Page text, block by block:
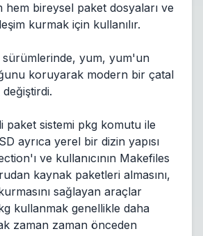
hem bireysel paket dosyaları ve
kurmak için kullanılır.
sürümlerinde, yum, yum'un
koruyarak modern bir çatal
paket sistemi pkg komutu ile
ayrıca yerel bir dizin yapısı
ve kullanıcının Makefiles
kaynak paketleri almasını,
sağlayan araçlar
kullanmak genellikle daha
zaman zaman önceden